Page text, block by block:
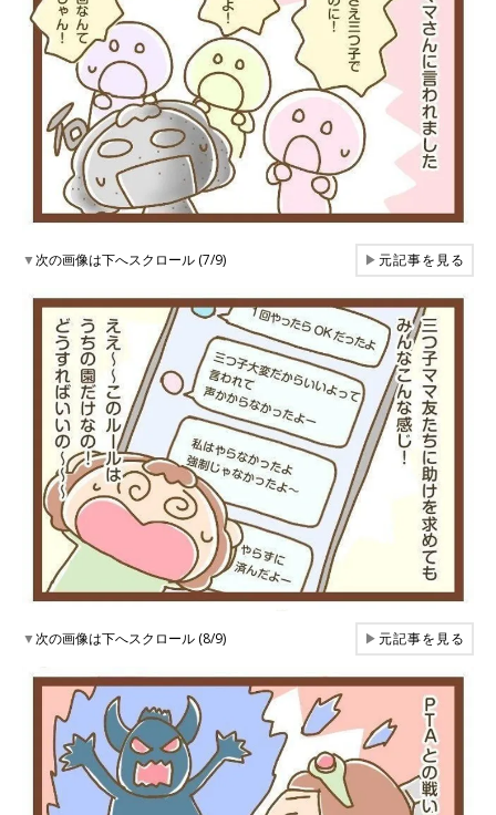
▼次の画像は下へスクロール (7/9) ▶元記事を見る
▼次の画像は下へスクロール (8/9) ▶元記事を見る